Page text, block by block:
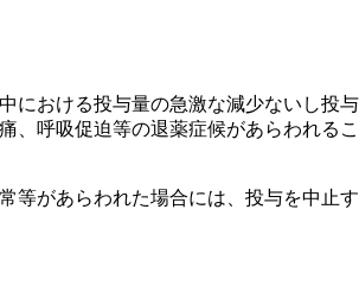
おける投与量の急激な減少ないし投
呼吸促迫等の退薬症候があらわれる
があらわれた場合には、投与を中止